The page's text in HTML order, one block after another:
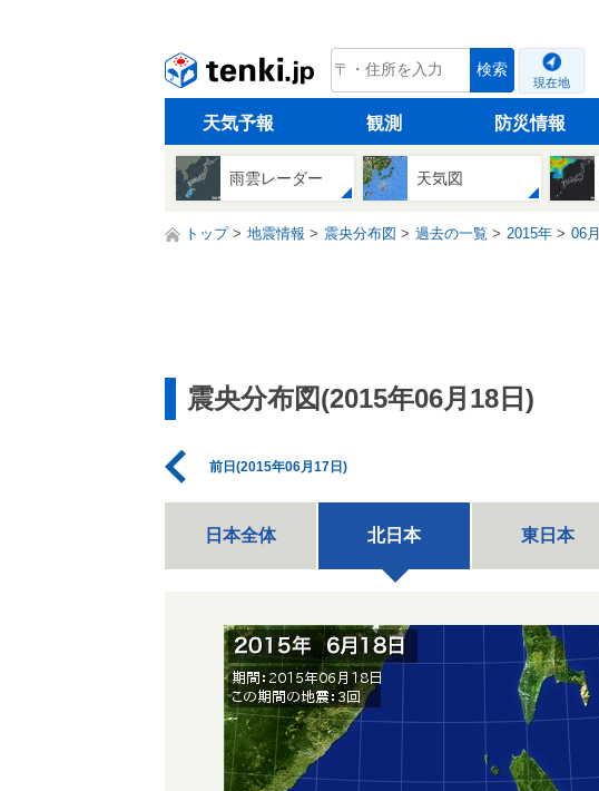
tenki.jp 検索
現在地
天気予報 観測 防災情報
雨雲レーダー 天気図
トップ 地震情報 震央分布図 過去の一覧 2015年 06月
震央分布図(2015年06月18日)
前日(2015年06月17日)
日本全体 北日本 東日本